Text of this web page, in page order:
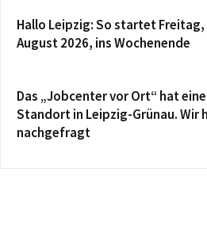
Hallo Leipzig: So startet Freitag,
August 2026, ins Wochenende
Das „Jobcenter vor Ort“ hat
Standort in Leipzig-Grünau. Wir
nachgefragt